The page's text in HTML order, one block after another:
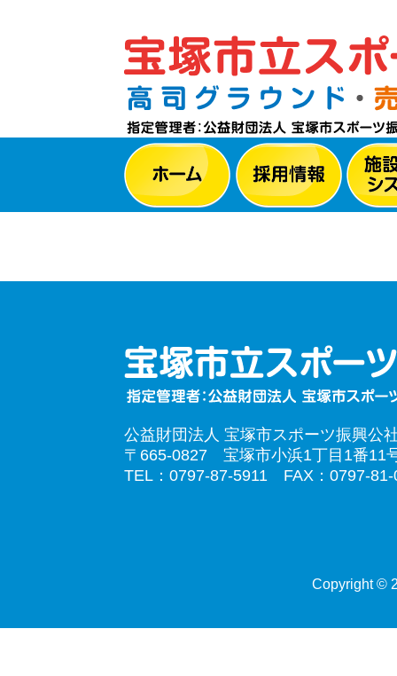
公益財団法人 宝塚市スポーツ振興公
〒665-0827 宝塚市小浜1丁目1番11
TEL：0797-87-5911 FAX：0797-81-
Copyright ©